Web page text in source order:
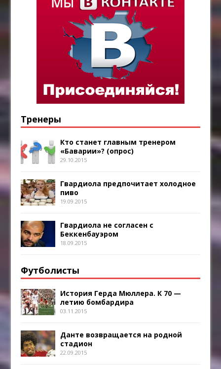
Тренеры
Кто станет главным тренером
«Баварии»? (опрос)
29.10.2015
Гвардиола предпочитает холодное
пиво
19.09.2015
Гвардиола не согласен с
Беккенбауэром
18.09.2015
Футболисты
История Герда Мюллера. К 70 —
летию бомбардира
03.11.2015
Данте возвращается на родной
стадион
22.09.2015